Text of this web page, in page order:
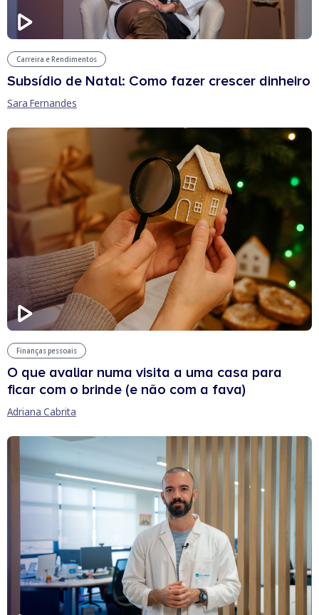
Carreira e Rendimentos
Subsídio de Natal: Como fazer crescer dinheiro
Sara Fernandes
Finanças pessoais
O que avaliar numa visita a uma casa para
ficar com o brinde (e não com a fava)
Adriana Cabrita